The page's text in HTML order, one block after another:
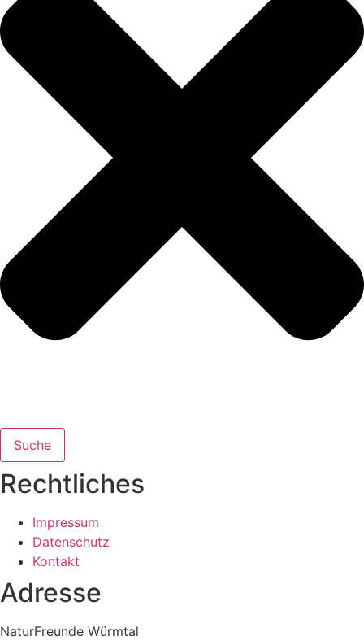
Suche
Rechtliches
Impressum
Datenschutz
Kontakt
Adresse
NaturFreunde Würmtal